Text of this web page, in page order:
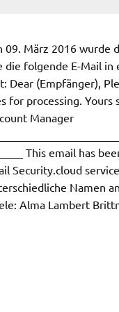
März 2016 wurde
folgende E-Mail in
Dear (Empfänger),
for processing. Yours
Manager
This email has
Security.cloud
Namen
Alma Lambert